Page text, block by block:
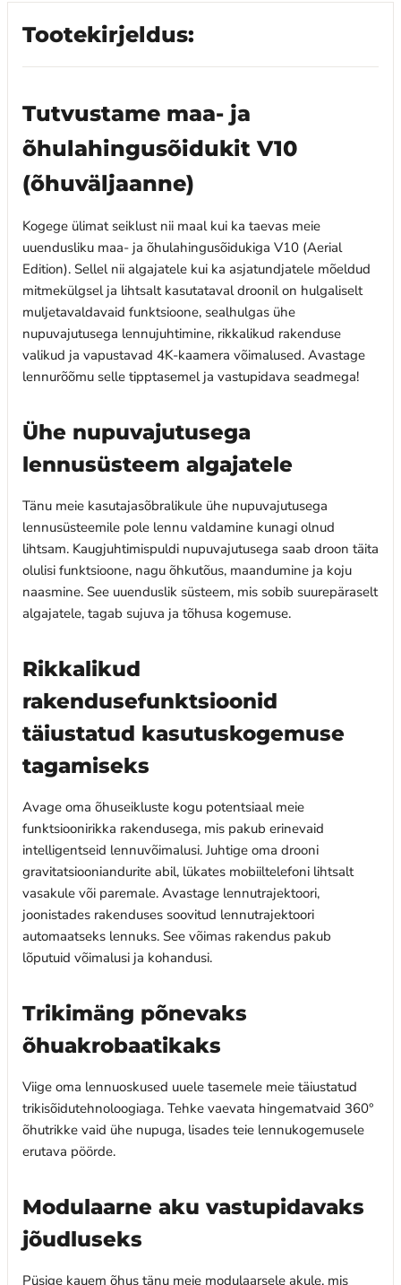
Tootekirjeldus:
Tutvustame maa- ja
õhulahingusõidukit V10
(õhuväljaanne)
Kogege ülimat seiklust nii maal kui ka taevas meie
uuendusliku maa- ja õhulahingusõidukiga V10 (Aerial
Edition). Sellel nii algajatele kui ka asjatundjatele mõeldud
mitmekülgsel ja lihtsalt kasutataval droonil on hulgaliselt
muljetavaldavaid funktsioone, sealhulgas ühe
nupuvajutusega lennujuhtimine, rikkalikud rakenduse
valikud ja vapustavad 4K-kaamera võimalused. Avastage
lennurõõmu selle tipptasemel ja vastupidava seadmega!
Ühe nupuvajutusega
lennusüsteem algajatele
Tänu meie kasutajasõbralikule ühe nupuvajutusega
lennusüsteemile pole lennu valdamine kunagi olnud
lihtsam. Kaugjuhtimispuldi nupuvajutusega saab droon täita
olulisi funktsioone, nagu õhkutõus, maandumine ja koju
naasmine. See uuenduslik süsteem, mis sobib suurepäraselt
algajatele, tagab sujuva ja tõhusa kogemuse.
Rikkalikud
rakendusefunktsioonid
täiustatud kasutuskogemuse
tagamiseks
Avage oma õhuseikluste kogu potentsiaal meie
funktsioonirikka rakendusega, mis pakub erinevaid
intelligentseid lennuvõimalusi. Juhtige oma drooni
gravitatsiooniandurite abil, lükates mobiiltelefoni lihtsalt
vasakule või paremale. Avastage lennutrajektoori,
joonistades rakenduses soovitud lennutrajektoori
automaatseks lennuks. See võimas rakendus pakub
lõputuid võimalusi ja kohandusi.
Trikimäng põnevaks
õhuakrobaatikaks
Viige oma lennuoskused uuele tasemele meie täiustatud
trikisõidutehnoloogiaga. Tehke vaevata hingematvaid 360°
õhutrikke vaid ühe nupuga, lisades teie lennukogemusele
erutava pöörde.
Modulaarne aku vastupidavaks
jõudluseks
Püsige kauem õhus tänu meie modulaarsele akule, mis